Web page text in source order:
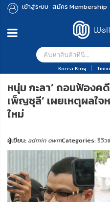
เข้าสู่ระบบ สมัคร Membership
Korea King
หนุ่ม กะลา’ ถอนฟ้องค
เพ็ญชุลี’ เผยเหตุผลใ
ใหม่
ผู้เขียน: admin owmCategories:รีวิว